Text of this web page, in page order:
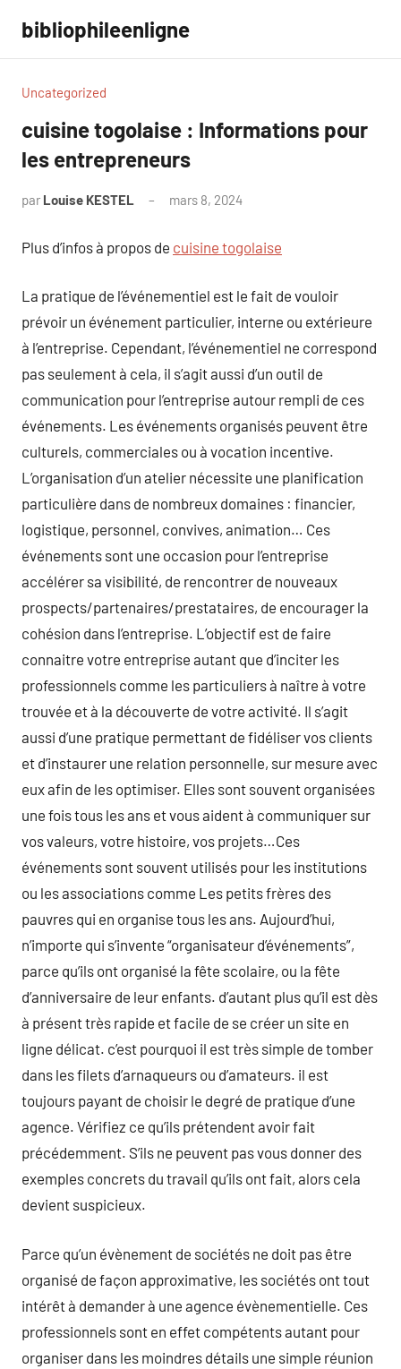
contenu
bibliophileenligne
Uncategorized
cuisine togolaise : Informations pour
les entrepreneurs
par Louise KESTEL mars 8, 2024
Plus d’infos à propos de cuisine togolaise
La pratique de l’événementiel est le fait de vouloir
prévoir un événement particulier, interne ou extérieure
à l’entreprise. Cependant, l’événementiel ne correspond
pas seulement à cela, il s’agit aussi d’un outil de
communication pour l’entreprise autour rempli de ces
événements. Les événements organisés peuvent être
culturels, commerciales ou à vocation incentive.
L’organisation d’un atelier nécessite une planification
particulière dans de nombreux domaines : financier,
logistique, personnel, convives, animation… Ces
événements sont une occasion pour l’entreprise
accélérer sa visibilité, de rencontrer de nouveaux
prospects/partenaires/prestataires, de encourager la
cohésion dans l’entreprise. L’objectif est de faire
connaitre votre entreprise autant que d’inciter les
professionnels comme les particuliers à naître à votre
trouvée et à la découverte de votre activité. Il s’agit
aussi d’une pratique permettant de fidéliser vos clients
et d’instaurer une relation personnelle, sur mesure avec
eux afin de les optimiser. Elles sont souvent organisées
une fois tous les ans et vous aident à communiquer sur
vos valeurs, votre histoire, vos projets…Ces
événements sont souvent utilisés pour les institutions
ou les associations comme Les petits frères des
pauvres qui en organise tous les ans. Aujourd’hui,
n’importe qui s’invente “organisateur d’événements”,
parce qu’ils ont organisé la fête scolaire, ou la fête
d’anniversaire de leur enfants. d’autant plus qu’il est dès
à présent très rapide et facile de se créer un site en
ligne délicat. c’est pourquoi il est très simple de tomber
dans les filets d’arnaqueurs ou d’amateurs. il est
toujours payant de choisir le degré de pratique d’une
agence. Vérifiez ce qu’ils prétendent avoir fait
précédemment. S’ils ne peuvent pas vous donner des
exemples concrets du travail qu’ils ont fait, alors cela
devient suspicieux.
Parce qu’un évènement de sociétés ne doit pas être
organisé de façon approximative, les sociétés ont tout
intérêt à demander à une agence évènementielle. Ces
professionnels sont en effet compétents autant pour
organiser dans les moindres détails une simple réunion